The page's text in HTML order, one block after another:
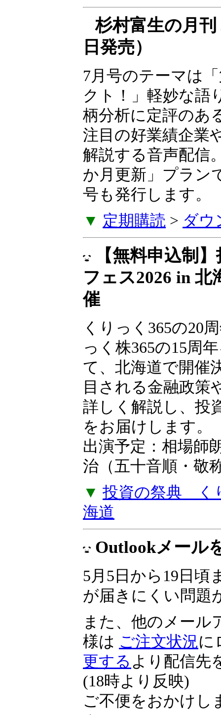
杉村富生の月
日発売）
7月号のテーマは
業革命エフェクト
な語り口とわかり
柄分析に定評のあ
生氏が、いま注目
などを毎月解説す
に発売。「6か月
に特別レター号も
▼ 定期購読>ダウ
【無料申込制
フェス2026 in
催
くりっく365の20
っく株365の15周
て、北海道で開催
目される金融政策
詳しく解説し、投
をお届けします。
出演予定：相場師
治（五十音順・敬
▼ 投資の祭典 く
海道
Outlookメール
5月5日から19日頃
が届きにくい問題
また、他のメール
様はご注文状況に
更するより配信先
(18時より反映)